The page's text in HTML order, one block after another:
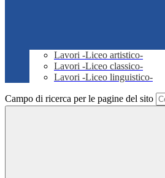
Lavori -Liceo artistico-
Lavori -Liceo classico-
Lavori -Liceo linguistico-
Campo di ricerca per le pagine del sito